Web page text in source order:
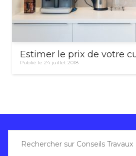
Estimer le prix de votre
Publié le 24 juillet 2018